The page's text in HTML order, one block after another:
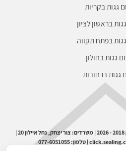
גגות בקריות
בראשון לציון
בפתח תקווה
גגות בחולון
גגות ברחובות
© כל הזכויות שמורות לאיטום בקליק 2018 - 2026 | משרדים: צור יצחק, נחל איילון 20 |